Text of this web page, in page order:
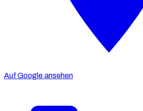
Auf Google ansehen